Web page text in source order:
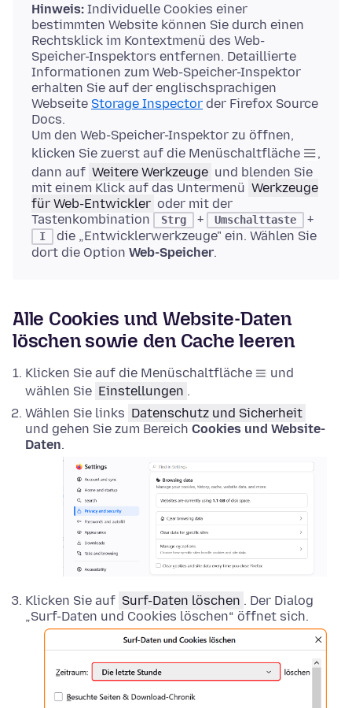
Hinweis: Individuelle Cookies einer
bestimmten Website können Sie durch einen
Rechtsklick im Kontextmenü des Web-
Speicher-Inspektors entfernen. Detaillierte
Informationen zum Web-Speicher-Inspektor
erhalten Sie auf der englischsprachigen
Webseite Storage Inspector der Firefox Source
Docs.
Um den Web-Speicher-Inspektor zu öffnen,
klicken Sie zuerst auf die Menüschaltfläche
,
dann auf Weitere Werkzeuge und blenden Sie
mit einem Klick auf das Untermenü Werkzeuge
für Web-Entwickler oder mit der
Tastenkombination
Strg + Umschalttaste +
I
die „Entwicklerwerkzeuge" ein. Wählen Sie
dort die Option Web-Speicher.
Alle Cookies und Website-Daten
löschen sowie den Cache leeren
Klicken Sie auf die Menüschaltfläche
und
wählen Sie Einstellungen .
Wählen Sie links Datenschutz und Sicherheit
und gehen Sie zum Bereich Cookies und Website-
Daten.
Klicken Sie auf Surf-Daten löschen . Der Dialog
„Surf-Daten und Cookies löschen“ öffnet sich.